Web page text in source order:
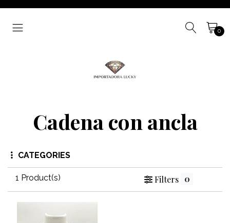
0
Cadena con ancla
CATEGORIES
1 Product(s) Filters 0